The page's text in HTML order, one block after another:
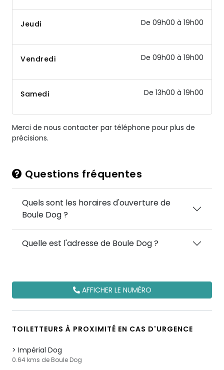
Jeudi De 09h00 à 19h00
Vendredi De 09h00 à 19h00
Samedi De 13h00 à 19h00
Merci de nous contacter par téléphone pour plus de
précisions.
Questions fréquentes
Quels sont les horaires d'ouverture de
Boule Dog ?
Quelle est l'adresse de Boule Dog ?
AFFICHER LE NUMÉRO
TOILETTEURS À PROXIMITÉ EN CAS D'URGENCE
Impérial Dog
0.64 kms de Boule Dog